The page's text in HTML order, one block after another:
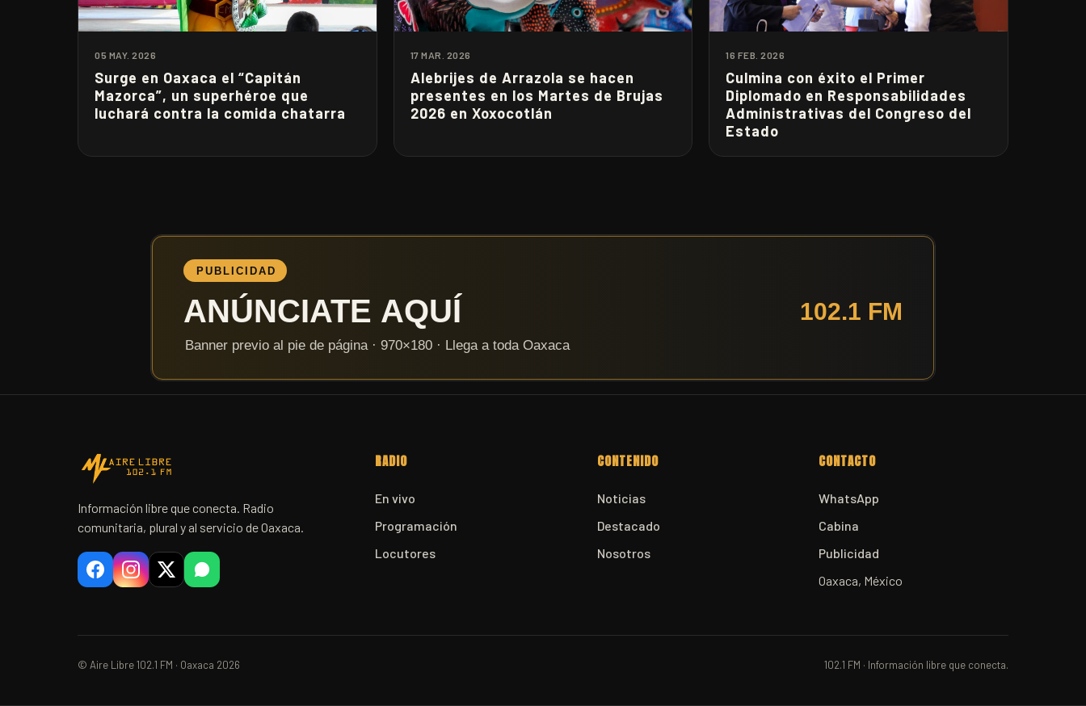
05 MAY. 2026
Surge en Oaxaca el “Capitán
Mazorca”, un superhéroe que
luchará contra la comida chatarra
17 MAR. 2026
Alebrijes de Arrazola se hacen
presentes en los Martes de Brujas
2026 en Xoxocotlán
16 FEB. 2026
Culmina con éxito el Primer
Diplomado en Responsabilidades
Administrativas del Congreso del
Estado
Información libre que conecta. Radio
comunitaria, plural y al servicio de Oaxaca.
RADIO
En vivo
Programación
Locutores
CONTENIDO
Noticias
Destacado
Nosotros
CONTACTO
WhatsApp
Cabina
Publicidad
Oaxaca, México
© Aire Libre 102.1 FM · Oaxaca 2026 102.1 FM · Información libre que conecta.